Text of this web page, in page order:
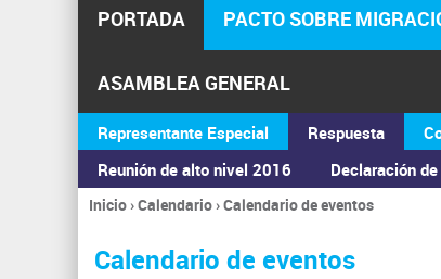
PORTADA PACTO SOBRE
Representante Especial
Respuesta
Reunión de alto nivel 2016
Declaración
ASAMBLEA GENERAL
Se
encuentra
usted
Inicio›Calendario›Calendario de eventos
Calendario de eventos